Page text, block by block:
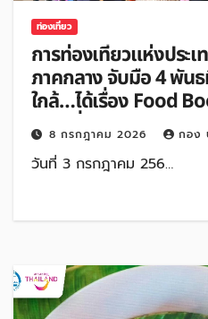
ท่องเที่ยว
การท่องเที่ยวแห่งประ
ภาคกลาง จับมือ 4 พันธ
ใกล้…ได้เรื่อง Food
ท่องเที่ยวภาคกลาง ดึงน
เทคโนโลยี ใช้ “อาหาร”
กระแส Gen Y-Z สู่เมือง
8 กรกฎาคม 2026 กอง
วันที่ 3 กรกฎาคม 256…